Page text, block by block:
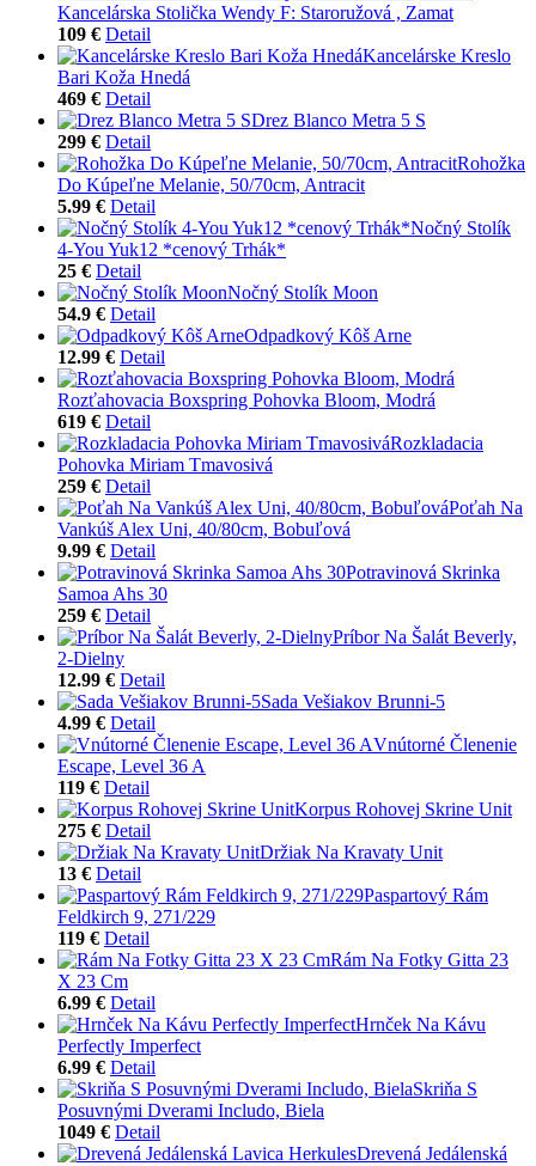
Kancelárska Stolička Wendy F: Staroružová , Zamat
109 € Detail
Kancelárske Kreslo
Bari Koža Hnedá
469 € Detail
Drez Blanco Metra 5 S
299 € Detail
Rohožka
Do Kúpeľne Melanie, 50/70cm, Antracit
5.99 € Detail
Nočný Stolík
4-You Yuk12 *cenový Trhák*
25 € Detail
Nočný Stolík Moon
54.9 € Detail
Odpadkový Kôš Arne
12.99 € Detail
Rozťahovacia Boxspring Pohovka Bloom, Modrá
619 € Detail
Rozkladacia
Pohovka Miriam Tmavosivá
259 € Detail
Poťah Na
Vankúš Alex Uni, 40/80cm, Bobuľová
9.99 € Detail
Potravinová Skrinka
Samoa Ahs 30
259 € Detail
Príbor Na Šalát Beverly,
2-Dielny
12.99 € Detail
Sada Vešiakov Brunni-5
4.99 € Detail
Vnútorné Členenie
Escape, Level 36 A
119 € Detail
Korpus Rohovej Skrine Unit
275 € Detail
Držiak Na Kravaty Unit
13 € Detail
Paspartový Rám
Feldkirch 9, 271/229
119 € Detail
Rám Na Fotky Gitta 23
X 23 Cm
6.99 € Detail
Hrnček Na Kávu
Perfectly Imperfect
6.99 € Detail
Skriňa S
Posuvnými Dverami Includo, Biela
1049 € Detail
Drevená Jedálenská